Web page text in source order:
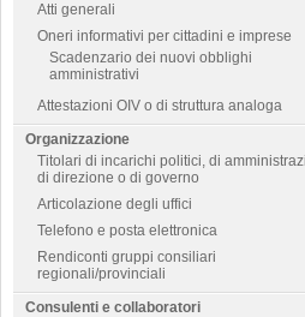
Atti generali
Oneri informativi per cittadini e imprese
Scadenzario dei nuovi obblighi
amministrativi
Attestazioni OIV o di struttura analoga
Organizzazione
Titolari di incarichi politici, di
di direzione o di governo
Articolazione degli uffici
Telefono e posta elettronica
Rendiconti gruppi consiliari
regionali/provinciali
Consulenti e collaboratori